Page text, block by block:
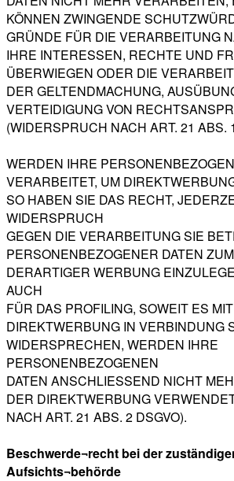
KÖNNEN ZWINGENDE
GRÜNDE FÜR DIE VERARBEITUNG
IHRE INTERESSEN, RECHTE UND
ÜBERWIEGEN ODER DIE
DER GELTENDMACHUNG,
VERTEIDIGUNG VON
(WIDERSPRUCH NACH ART. 21 ABS.
WERDEN IHRE
VERARBEITET, UM
SO HABEN SIE DAS RECHT,
WIDERSPRUCH
GEGEN DIE VERARBEITUNG SIE
PERSONENBEZOGENER DATEN
DERARTIGER WERBUNG
AUCH
FÜR DAS PROFILING, SOWEIT ES
DIREKTWERBUNG IN VERBINDUNG
WIDERSPRECHEN, WERDEN IHRE
PERSONENBEZOGENEN
DATEN ANSCHLIESSEND NICHT
DER DIREKTWERBUNG
NACH ART. 21 ABS. 2 DSGVO).
Beschwerde¬recht bei der
Aufsichts¬behörde